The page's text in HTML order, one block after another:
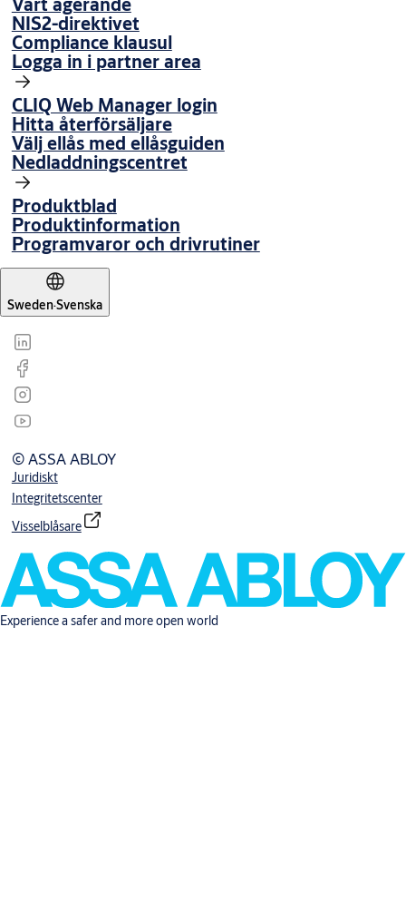
NIS2-direktivet
Compliance klausul
Logga in i partner area
CLIQ Web Manager login
Hitta återförsäljare
Välj ellås med ellåsguiden
Nedladdningscentret
Produktblad
Produktinformation
Programvaror och drivrutiner
Sweden·Svenska
© ASSA ABLOY
Juridiskt
Integritetscenter
Visselblåsare
Experience a safer and more open world